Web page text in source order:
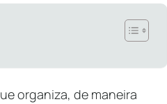
organiza, de maneira